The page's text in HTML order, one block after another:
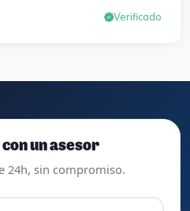
hay seminarios. Lo vuelvo a
Verificado
un asesor
24h, sin compromiso.